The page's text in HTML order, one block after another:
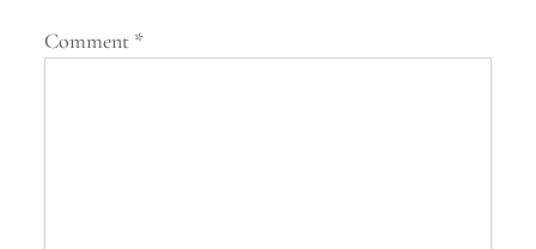
t
Comment *